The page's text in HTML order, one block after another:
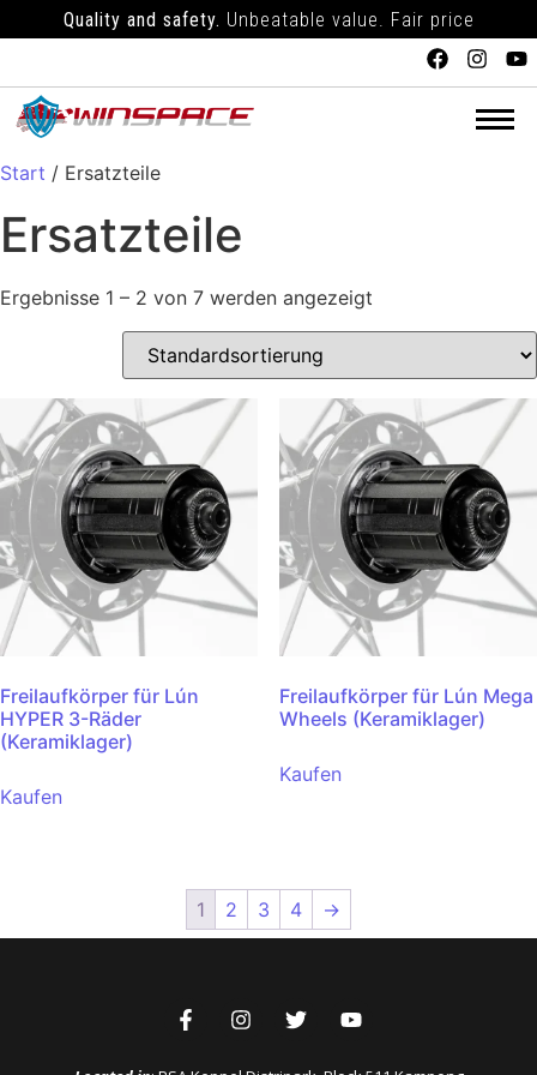
Quality and safety. Unbeatable value. Fair price
Start / Ersatzteile
Ersatzteile
Ergebnisse 1 – 2 von 7 werden angezeigt
Freilaufkörper für Lún
HYPER 3-Räder
(Keramiklager)
Kaufen
Freilaufkörper für Lún Mega
Wheels (Keramiklager)
Kaufen
1 2 3 4 →